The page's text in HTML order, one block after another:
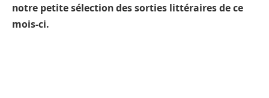
notre petite sélection des sorties littéraires de ce
mois-ci.